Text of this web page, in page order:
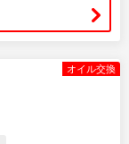
オイル交換